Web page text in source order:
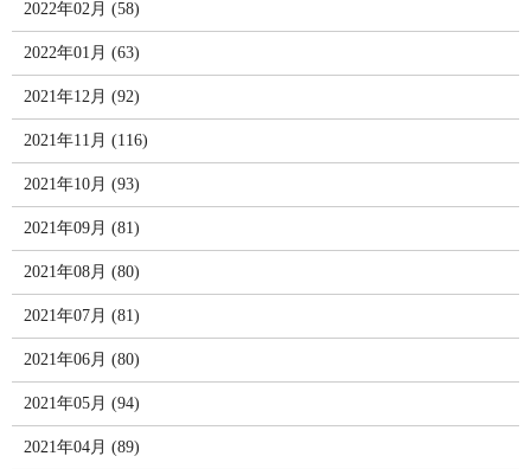
2022年02月 (58)
2022年01月 (63)
2021年12月 (92)
2021年11月 (116)
2021年10月 (93)
2021年09月 (81)
2021年08月 (80)
2021年07月 (81)
2021年06月 (80)
2021年05月 (94)
2021年04月 (89)